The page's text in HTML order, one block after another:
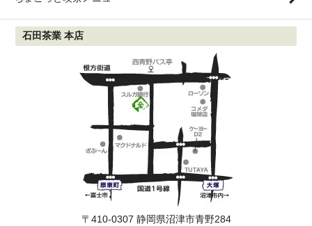
石田茶業 本店
〒410-0307 静岡県沼津市青野284